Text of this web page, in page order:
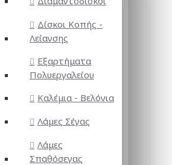
Δίσκοι Κοπής -
Λείανσης
Εξαρτήματα
Πολυεργαλείου
Καλέμια - Βελόνια
Λάμες Σέγας
Λάμες
Σπαθόσεγας